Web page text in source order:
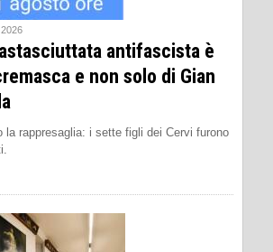
antifascista è
e non solo di Gian
la rappresaglia: i sette figli dei Cervi furono